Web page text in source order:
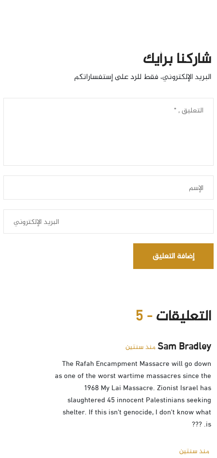
شاركنا برأيك
البريد الإلكتروني، فقط للرد على إستفساراتكم
إضافة التعليق
التعليقات- 5
Sam Bradley منذ سنتين
The Rafah Encampment Massacre will go down
as one of the worst wartime massacres since the
1968 My Lai Massacre. Zionist Israel has
slaughtered 45 innocent Palestinians seeking
shelter. If this isn't genocide, I don't know what
is. ???
منذ سنتين